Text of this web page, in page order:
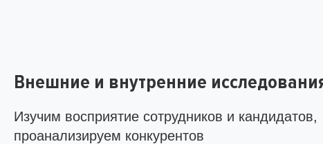
Внешние и внутренние
Изучим восприятие сотрудников и кандидатов,
проанализируем конкурентов